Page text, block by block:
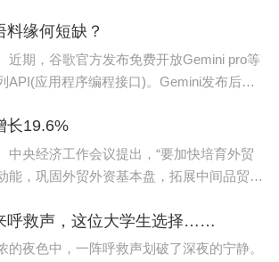
年，是上海最早由教育部批准
格的全日制民办高校之一，2018年
非营利办学许可证的民办院校，也
高职院校和上海示范性民办高校。
在教育质量上一直都是严抓，也有
，像影视动画、机电一体化技术、学
会计、国际金融、护理等，都是市
干建设专业，培养的学生也自是优
料缘何短缺？
期，谷歌官方发布免费开放Gemini pro等
API(应用程序编程接口)。Gemini发布后仅
承认其使用百度“文心一言”来训练中文训练
长19.6%
央经济工作会议提出，“要加快培育外贸
能，巩固外贸外资基本盘，拓展中间品贸
，跨境电商作为发展速度最快、潜力最大、
作
呼救声，这位大学生选择……
的夜色中，一阵呼救声划破了深夜的宁静。